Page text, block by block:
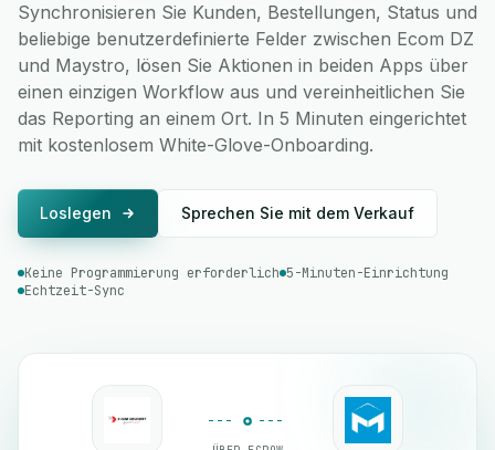
Synchronisieren Sie Kunden, Bestellungen, Status und
beliebige benutzerdefinierte Felder zwischen Ecom DZ
und Maystro, lösen Sie Aktionen in beiden Apps über
einen einzigen Workflow aus und vereinheitlichen Sie
das Reporting an einem Ort. In 5 Minuten eingerichtet
mit kostenlosem White-Glove-Onboarding.
Loslegen Sprechen Sie mit dem Verkauf
Keine Programmierung erforderlich 5-Minuten-Einrichtung
Echtzeit-Sync